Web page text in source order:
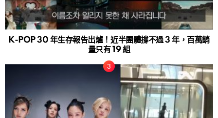
K-POP 30 年生存報告出爐！近半團體撐不過 3 年，百萬銷
量只有 19 組